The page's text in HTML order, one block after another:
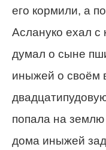
его кормили, а
Аслануко ехал с
думал о сыне
иныжей о своём
попала на
дома иныжей